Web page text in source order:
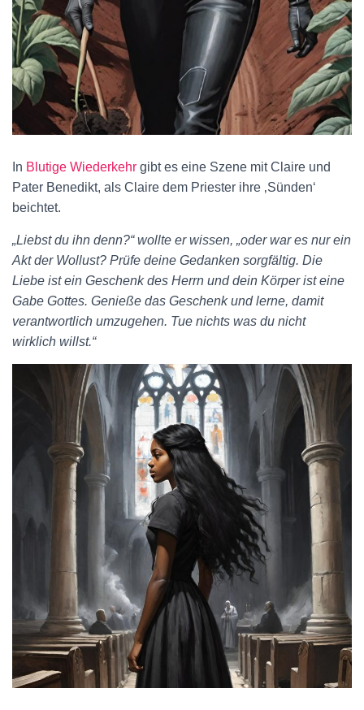
In Blutige Wiederkehr gibt es eine Szene mit Claire und
Pater Benedikt, als Claire dem Priester ihre ‚Sünden‘
beichtet.
„Liebst du ihn denn?“ wollte er wissen, „oder war es nur ein
Akt der Wollust? Prüfe deine Gedanken sorgfältig. Die
Liebe ist ein Geschenk des Herrn und dein Körper ist eine
Gabe Gottes. Genieße das Geschenk und lerne, damit
verantwortlich umzugehen. Tue nichts was du nicht
wirklich willst.“